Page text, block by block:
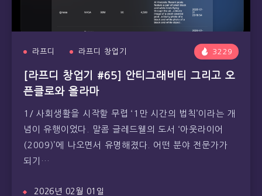
라프디 라프디 창업기 3229
[라프디 창업기 #65] 안티그래비티 그리고 오
픈클로와 올라마
1/ 사회생활을 시작할 무렵 ‘1만 시간의 법칙’이라는 개
념이 유행이었다. 말콤 글레드웰의 도서 ‘아웃라이어
(2009)’에 나오면서 유명해졌다. 어떤 분야 전문가가
되기…
2026년 02월 01일